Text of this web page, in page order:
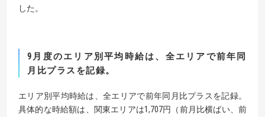
した。
9 月度のエリア別平均時給は、全エリアで前年同
月比プラスを記録。
エリア別平均時給は、全エリアで前年同月比プラスを記録。
具体的な時給額は、関東エリアは1,707円（前月比横ばい、前